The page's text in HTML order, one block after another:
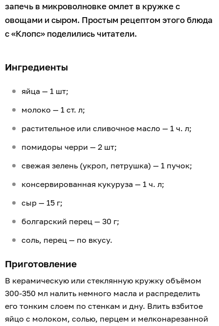
запечь в микроволновке омлет в кружке с
овощами и сыром. Простым рецептом этого блюда
с «Клопс» поделились читатели.
Ингредиенты
яйца — 1 шт;
молоко — 1 ст. л;
растительное или сливочное масло — 1 ч. л;
помидоры черри — 2 шт;
свежая зелень (укроп, петрушка) — 1 пучок;
консервированная кукуруза — 1 ч. л;
сыр — 15 г;
болгарский перец — 30 г;
соль, перец — по вкусу.
Приготовление
В керамическую или стеклянную кружку объёмом
300-350 мл налить немного масла и распределить
его тонким слоем по стенкам и дну. Влить взбитое
яйцо с молоком, солью, перцем и мелконарезанной